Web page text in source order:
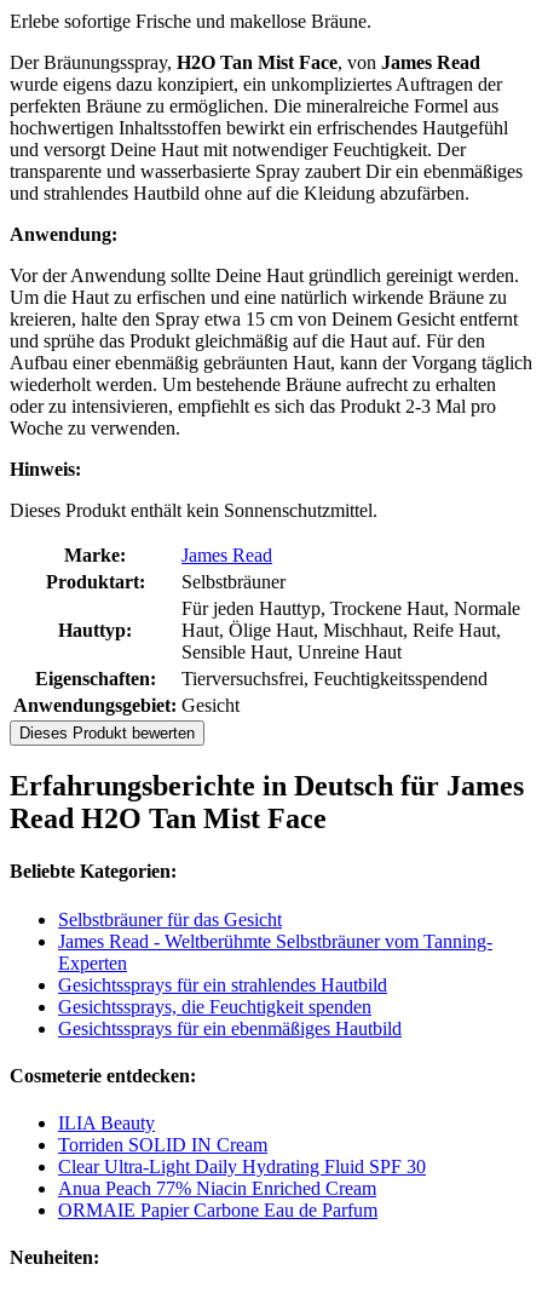
Erlebe sofortige Frische und makellose Bräune.
Der Bräunungsspray, H2O Tan Mist Face, von James Read
wurde eigens dazu konzipiert, ein unkompliziertes Auftragen der
perfekten Bräune zu ermöglichen. Die mineralreiche Formel aus
hochwertigen Inhaltsstoffen bewirkt ein erfrischendes Hautgefühl
und versorgt Deine Haut mit notwendiger Feuchtigkeit. Der
transparente und wasserbasierte Spray zaubert Dir ein ebenmäßiges
und strahlendes Hautbild ohne auf die Kleidung abzufärben.
Anwendung:
Vor der Anwendung sollte Deine Haut gründlich gereinigt werden.
Um die Haut zu erfischen und eine natürlich wirkende Bräune zu
kreieren, halte den Spray etwa 15 cm von Deinem Gesicht entfernt
und sprühe das Produkt gleichmäßig auf die Haut auf. Für den
Aufbau einer ebenmäßig gebräunten Haut, kann der Vorgang täglich
wiederholt werden. Um bestehende Bräune aufrecht zu erhalten
oder zu intensivieren, empfiehlt es sich das Produkt 2-3 Mal pro
Woche zu verwenden.
Hinweis:
Dieses Produkt enthält kein Sonnenschutzmittel.
Marke:
James Read
Produktart:
Selbstbräuner
Hauttyp:
Für jeden Hauttyp, Trockene Haut, Normale
Haut, Ölige Haut, Mischhaut, Reife Haut,
Sensible Haut, Unreine Haut
Eigenschaften:
Tierversuchsfrei, Feuchtigkeitsspendend
Anwendungsgebiet: Gesicht
Dieses Produkt bewerten
Erfahrungsberichte in Deutsch für James
Read H2O Tan Mist Face
Beliebte Kategorien:
Selbstbräuner für das Gesicht
James Read - Weltberühmte Selbstbräuner vom Tanning-
Experten
Gesichtssprays für ein strahlendes Hautbild
Gesichtssprays, die Feuchtigkeit spenden
Gesichtssprays für ein ebenmäßiges Hautbild
Cosmeterie entdecken:
ILIA Beauty
Torriden SOLID IN Cream
Clear Ultra-Light Daily Hydrating Fluid SPF 30
Anua Peach 77% Niacin Enriched Cream
ORMAIE Papier Carbone Eau de Parfum
Neuheiten: